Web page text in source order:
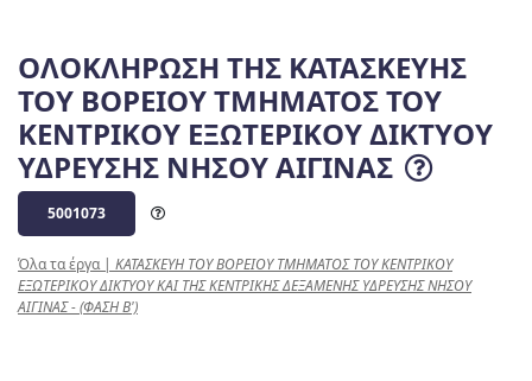
ΟΛΟΚΛΗΡΩΣΗ ΤΗΣ ΚΑΤΑΣΚΕΥΗΣ
ΤΟΥ ΒΟΡΕΙΟΥ ΤΜΗΜΑΤΟΣ ΤΟΥ
ΚΕΝΤΡΙΚΟΥ ΕΞΩΤΕΡΙΚΟΥ ΔΙΚΤΥΟΥ
ΥΔΡΕΥΣΗΣ ΝΗΣΟΥ ΑΙΓΙΝΑΣ
5001073
Όλα τα έργα| ΚΑΤΑΣΚΕΥΗ ΤΟΥ ΒΟΡΕΙΟΥ ΤΜΗΜΑΤΟΣ ΤΟΥ ΚΕΝΤΡΙΚΟΥ
ΕΞΩΤΕΡΙΚΟΥ ΔΙΚΤΥΟΥ ΚΑΙ ΤΗΣ ΚΕΝΤΡΙΚΗΣ ΔΕΞΑΜΕΝΗΣ ΥΔΡΕΥΣΗΣ ΝΗΣΟΥ
ΑΙΓΙΝΑΣ - (ΦΑΣΗ Β')